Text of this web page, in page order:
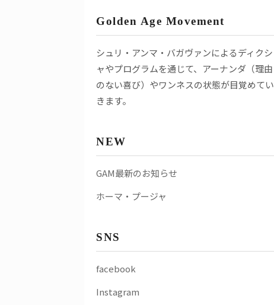
Golden Age Movement
シュリ・アンマ・バガヴァンによるディクシ
ャやプログラムを通じて、アーナンダ（理由
のない喜び）やワンネスの状態が目覚めてい
きます。
NEW
GAM最新のお知らせ
ホーマ・プージャ
SNS
facebook
Instagram